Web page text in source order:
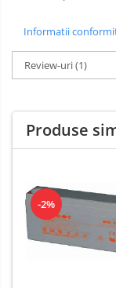
Informatii
Review-uri(1)
Produse
-2%